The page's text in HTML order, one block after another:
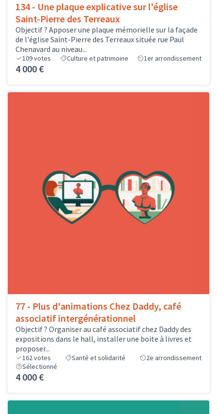
134 - Une plaque explicative sur l'église
Saint-Pierre des Terreaux
Objectif ? Apposer une plaque mémorielle sur la façade
de l'église Saint-Pierre des Terreaux située rue Paul
Chenavard au niveau...
109votes Culture et patrimoine 1er arrondissement
4 000 €
77 - Plus d'animations Chez Daddy, café
associatif intergénérationnel
Objectif ? Organiser au café associatif chez Daddy des
expositions dans le hall, installer une boite à livres et
proposer...
162votes Santé et solidarité
2e arrondissement
Sélectionné
4 000 €